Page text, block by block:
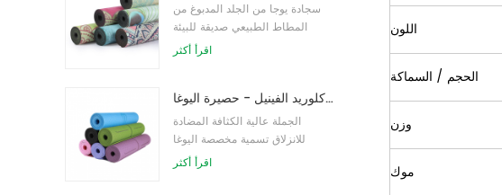
سجادة يوجا من الجلد المدبوغ من
المطاط الطبيعي صديقة للبيئة
للنساء
اقرأ أكثر
نمط جديد 72 بوصة × 32 بوصة غير سام ، بدون لاتكس ، بدون بولي كلوريد الفينيل - حصيرة اليوغا TPE 100٪
الجملة عالية الكثافة المضادة
للانزلاق تسمية مخصصة اليوغا
حصيرة
اقرأ أكثر
اللون
الحجم / السماكة
وزن
موك